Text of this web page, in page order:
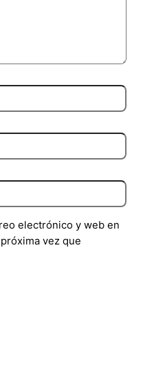
electrónico y web en
vez que